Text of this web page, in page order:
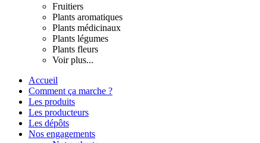
Fruitiers
Plants aromatiques
Plants médicinaux
Plants légumes
Plants fleurs
Voir plus...
Accueil
Comment ça marche ?
Les produits
Les producteurs
Les dépôts
Nos engagements